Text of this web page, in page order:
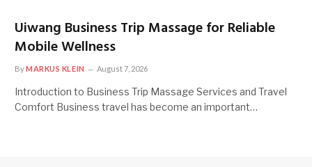
Uiwang Business Trip Massage for Reliable
Mobile Wellness
ByMARKUS KLEIN August 7, 2026
Introduction to Business Trip Massage Services and Travel
Comfort Business travel has become an important…